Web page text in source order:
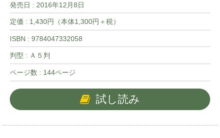
発売日 : 2016年12月8日
定価 : 1,430円（本体1,300円＋税）
ISBN : 9784047332058
判型 : Ａ５判
ページ数 : 144ページ
試し読み